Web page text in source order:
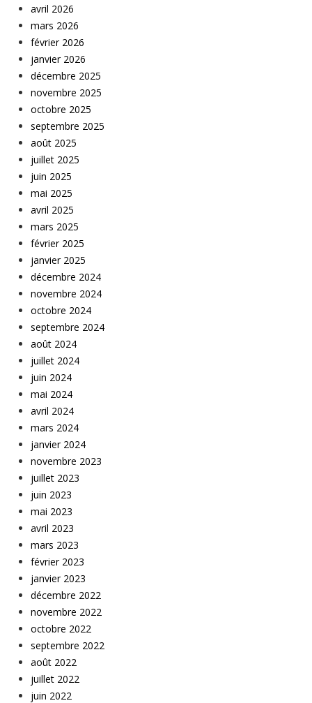
avril 2026
mars 2026
février 2026
janvier 2026
décembre 2025
novembre 2025
octobre 2025
septembre 2025
août 2025
juillet 2025
juin 2025
mai 2025
avril 2025
mars 2025
février 2025
janvier 2025
décembre 2024
novembre 2024
octobre 2024
septembre 2024
août 2024
juillet 2024
juin 2024
mai 2024
avril 2024
mars 2024
janvier 2024
novembre 2023
juillet 2023
juin 2023
mai 2023
avril 2023
mars 2023
février 2023
janvier 2023
décembre 2022
novembre 2022
octobre 2022
septembre 2022
août 2022
juillet 2022
juin 2022